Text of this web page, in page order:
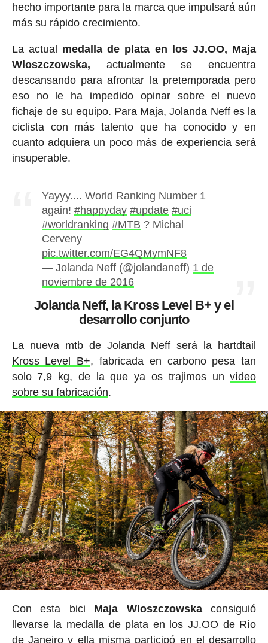
hecho importante para la marca que impulsará aún
más su rápido crecimiento.
La actual medalla de plata en los JJ.OO, Maja
Wloszczowska, actualmente se encuentra
descansando para afrontar la pretemporada pero
eso no le ha impedido opinar sobre el nuevo
fichaje de su equipo. Para Maja, Jolanda Neff es la
ciclista con más talento que ha conocido y en
cuanto adquiera un poco más de experiencia será
insuperable.
Yayyy.... World Ranking Number 1
again! #happyday #update #uci
#worldranking #MTB ? Michal
Cerveny
pic.twitter.com/EG4QMymNF8
— Jolanda Neff (@jolandaneff) 1 de
noviembre de 2016
Jolanda Neff, la Kross Level B+ y el
desarrollo conjunto
La nueva mtb de Jolanda Neff será la hartdtail
Kross Level B+, fabricada en carbono pesa tan
solo 7,9 kg, de la que ya os trajimos unvídeo
sobre su fabricación.
Con esta bici Maja Wloszczowskaconsiguió
llevarse la medalla de plata en los JJ.OO de Río
de Janeiro y ella misma participó en el desarrollo